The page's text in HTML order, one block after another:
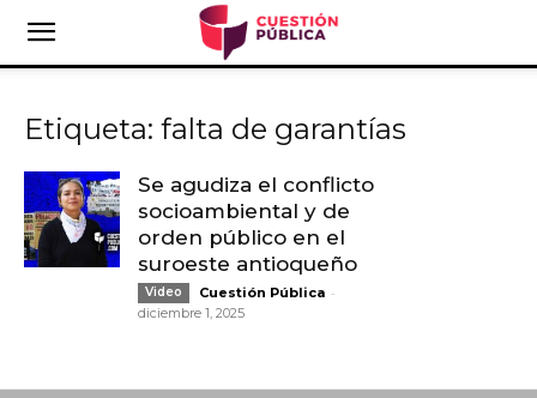
Etiqueta: falta de garantías
Se agudiza el conflicto
socioambiental y de
orden público en el
suroeste antioqueño
Video Cuestión Pública -
diciembre 1, 2025